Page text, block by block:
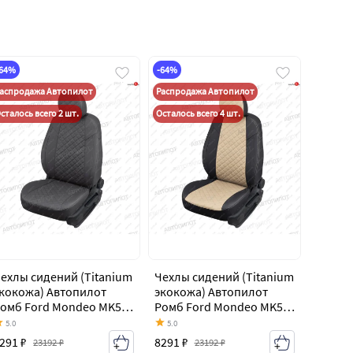
Автопилот
всего 2 шт.
сидений (Titanium
Автопилот
Ford Mondeo MK5
дорестайлинг
(2014-2018)
5.0
₽ 23192 ₽
-64%
Распродажа Автопилот
Осталось всего 4 шт.
Чехлы сидений (Titanium
экокожа) Автопилот
Ромб Ford Mondeo MK5
CD391 дорестайлинг
седан (2014-2018)
5.0
8291 ₽ 23192 ₽